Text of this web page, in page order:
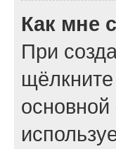
Как мне
При